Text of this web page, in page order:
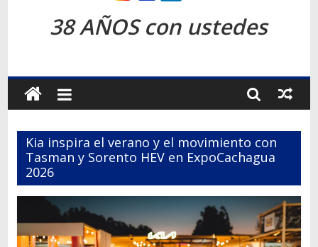
Revista
Transporte
Terrestre
Autos,
camiones,
motos,
información
mundo
del
38 AÑOS con ustedes
Kia inspira el verano y el movimiento con
Tasman y Sorento HEV en ExpoCachagua
2026